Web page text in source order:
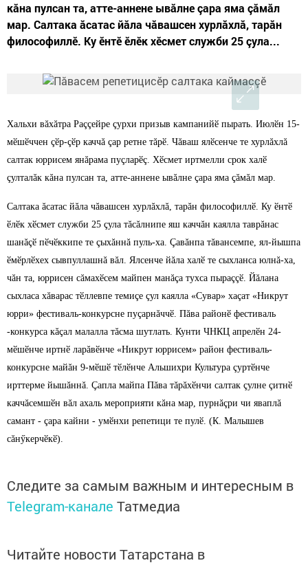
кăна пулсан та, атте-аннене ывăлне çара яма çăмăл
мар. Салтака ăсатас йăла чăвашсен хурлăхлă, тарăн
философиллӗ. Ку ӗнтӗ ӗлӗк хӗсмет служби 25 çула...
Хальхи вăхăтра Раççейре çурхи призыв кампанийӗ пырать. Июлӗн 15-
мӗшӗччен çӗр-çӗр каччă çар ретне тăрӗ. Чăваш ялӗсенче те хурлăхлă
салтак юррисем янăрама пуçларӗç. Хӗсмет иртмелли срок халӗ
çулталăк кăна пулсан та, атте-аннене ывăлне çара яма çăмăл мар.
Салтака ăсатас йăла чăвашсен хурлăхлă, тарăн философиллӗ. Ку ӗнтӗ
ӗлӗк хӗсмет служби 25 çула тăсăлнипе яш каччăн каялла таврăнас
шанăçӗ пӗчӗккипе те çыхăннă пуль-ха. Çавăнпа тăвансемпе, ял-йышпа
ӗмӗрлӗхех сывпуллашнă вăл. Ялсенче йăла халӗ те сыхланса юлнă-ха,
чăн та, юррисен сăмахӗсем майпен манăçа тухса пыраççӗ. Йăлана
сыхласа хăварас тӗллевпе темиçе çул каялла «Сувар» хаçат «Никрут
юрри» фестиваль-конкурсне пуçарнăччӗ. Пăва районӗ фестиваль
-конкурса кăçал малалла тăсма шутлать. Кунти ЧНКЦ апрелӗн 24-
мӗшӗнче иртнӗ ларăвӗнче «Никрут юррисем» район фестиваль-
конкурсне майăн 9-мӗшӗ тӗлӗнче Альшихри Культура çуртӗнче
ирттерме йышăннă. Çапла майпа Пăва тăрăхӗнчи салтак çулне çитнӗ
каччăсемшӗн вăл ахаль мероприяти кăна мар, пурнăçри чи яваплă
самант - çара кайни - умӗнхи репетици те пулӗ. (К. Малышев
сăнӳкерчӗкӗ).
Следите за самым важным и интересным в
Telegram-канале Татмедиа
Читайте новости Татарстана в